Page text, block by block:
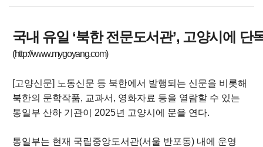
국내 유일 ‘북한 전문도서관’, 고양시에 단
(http://www.mygoyang.com)
[고양신문] 노동신문 등 북한에서 발행되는 신문을 비롯해
북한의 문학작품, 교과서, 영화자료 등을 열람할 수 있는
통일부 산하 기관이 2025년 고양시에 문을 연다.
통일부는 현재 국립중앙도서관(서울 반포동) 내에 운영